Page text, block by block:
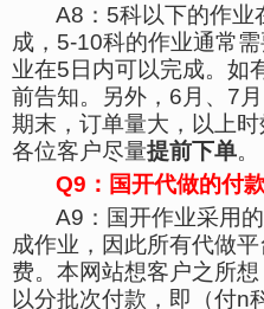
A8 ： 5科以下的作业
成， 5-10科的作业通常
业在5日内可以完成。如
前告知。另外， 6 月、 7 月
期末，订单量大，以上
各位客户尽量提前下单。
Q9 ：国开代做的付
A9 ：国开作业采用
成作业，因此所有代做
费。本网站想客户之所
以分批次付款，即（付n